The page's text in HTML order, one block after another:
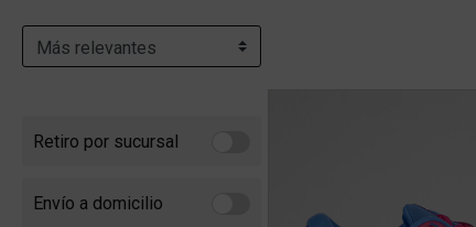
Retiro por sucursal
Refine by Retiro por sucursal: Retiro por sucursal
Envío a domicilio
Refine by Envío a domicilio: Envio a domicilio